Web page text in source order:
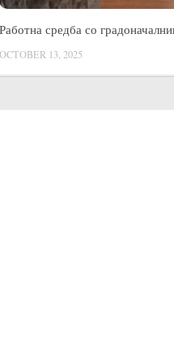
Работна средба со
OCTOBER 13, 2025